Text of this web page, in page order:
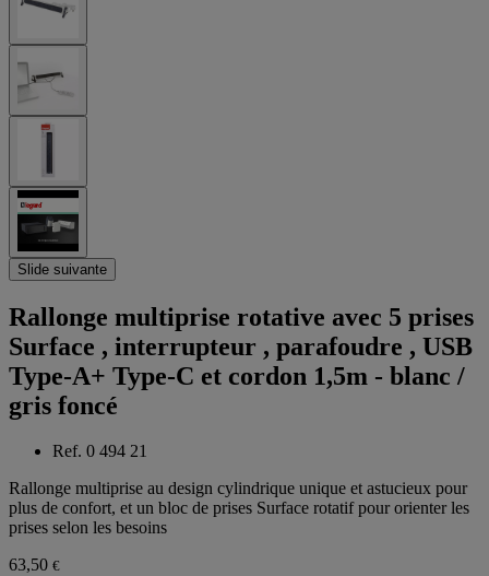
Slide suivante
Rallonge multiprise rotative avec 5 prises
Surface , interrupteur , parafoudre , USB
Type-A+ Type-C et cordon 1,5m - blanc /
gris foncé
Ref. 0 494 21
Rallonge multiprise au design cylindrique unique et astucieux pour
plus de confort, et un bloc de prises Surface rotatif pour orienter les
prises selon les besoins
63,50 €